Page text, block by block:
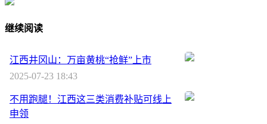
继续阅读
江西井冈山：万亩黄桃“抢鲜”上市
2025-07-23 18:43
不用跑腿！江西这三类消费补贴可线上
申领